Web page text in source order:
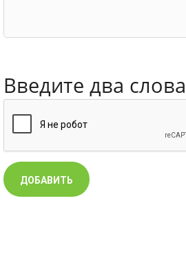
Введите два